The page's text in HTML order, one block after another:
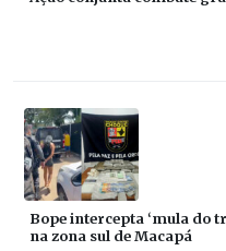
Bope intercepta ‘mula do
na zona sul de Macapá